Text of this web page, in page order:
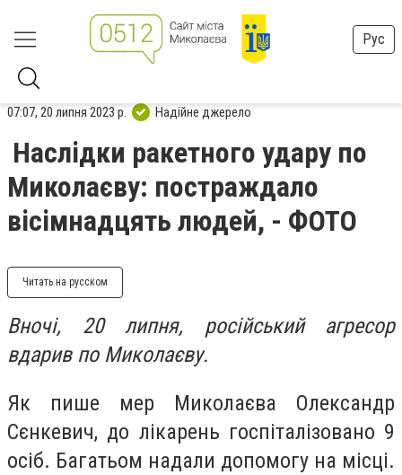
Рус
07:07, 20 липня 2023 р. Надійне джерело
Наслідки ракетного удару по
Миколаєву: постраждало
вісімнадцять людей, - ФОТО
Читать на русском
Вночі, 20 липня, російський агресор
вдарив по Миколаєву.
Як пише мер Миколаєва Олександр
Сєнкевич, до лікарень госпіталізовано 9
осіб. Багатьом надали допомогу на місці.